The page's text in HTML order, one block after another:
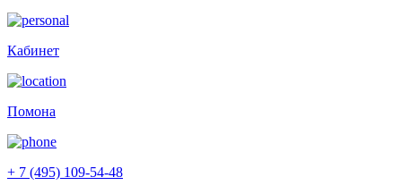
Кабинет
Помона
+ 7 (495) 109-54-48